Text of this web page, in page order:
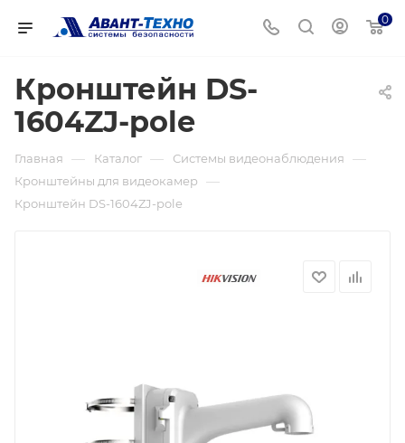
0
Кронштейн DS-
1604ZJ-pole
Главная — Каталог — Системы видеонаблюдения —
Кронштейны для видеокамер —
Кронштейн DS-1604ZJ-pole